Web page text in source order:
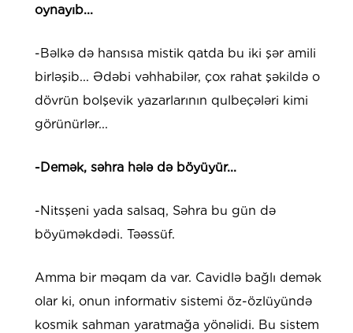
oynayıb...
-Bəlkə də hansısa mistik qatda bu iki şər amili
birləşib... Ədəbi vəhhabilər, çox rahat şəkildə o
dövrün bolşevik yazarlarının qulbeçələri kimi
görünürlər...
-Demək, səhra hələ də böyüyür...
-Nitsşeni yada salsaq, Səhra bu gün də
böyüməkdədi. Təəssüf.
Amma bir məqam da var. Cavidlə bağlı demək
olar ki, onun informativ sistemi öz-özlüyündə
kosmik sahman yaratmağa yönəlidi. Bu sistem